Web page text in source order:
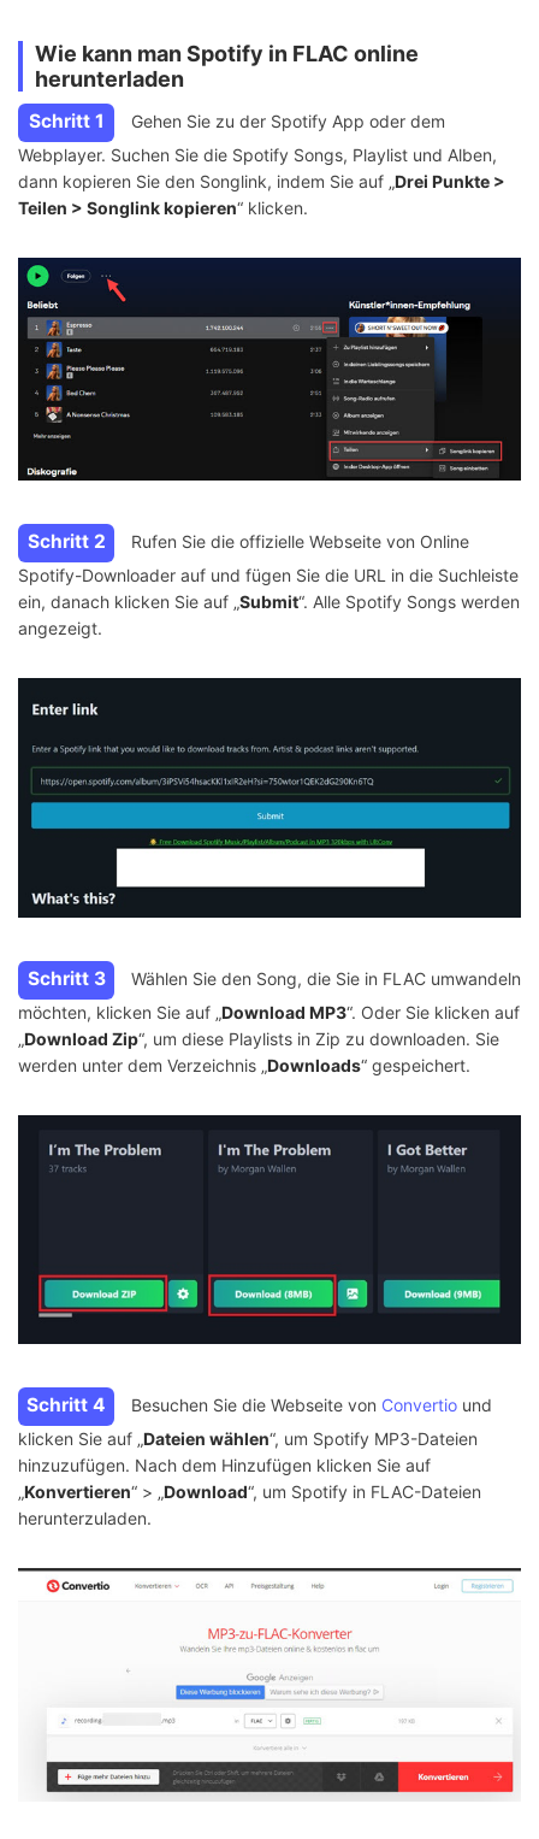
Wie kann man Spotify in FLAC online
herunterladen
Schritt 1
Gehen Sie zu der Spotify App oder dem
Webplayer. Suchen Sie die Spotify Songs, Playlist und Alben,
dann kopieren Sie den Songlink, indem Sie auf „Drei Punkte >
Teilen > Songlink kopieren“ klicken.
Schritt 2
Rufen Sie die offizielle Webseite von Online
Spotify-Downloader auf und fügen Sie die URL in die Suchleiste
ein, danach klicken Sie auf „Submit“. Alle Spotify Songs werden
angezeigt.
Schritt 3
Wählen Sie den Song, die Sie in FLAC umwandeln
möchten, klicken Sie auf „Download MP3“. Oder Sie klicken auf
„Download Zip“, um diese Playlists in Zip zu downloaden. Sie
werden unter dem Verzeichnis „Downloads“ gespeichert.
Schritt 4 Besuchen Sie die Webseite von Convertio und
klicken Sie auf „Dateien wählen“, um Spotify MP3-Dateien
hinzuzufügen. Nach dem Hinzufügen klicken Sie auf
„Konvertieren“ > „Download“, um Spotify in FLAC-Dateien
herunterzuladen.